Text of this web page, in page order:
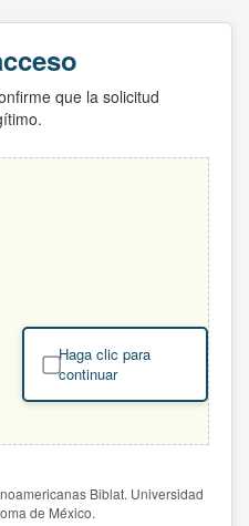
que la solicitud
Haga clic para
continuar
Biblat. Universidad
de México.